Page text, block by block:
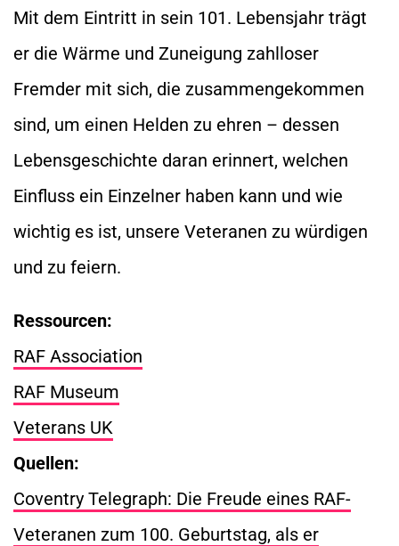
Mit dem Eintritt in sein 101. Lebensjahr trägt
er die Wärme und Zuneigung zahlloser
Fremder mit sich, die zusammengekommen
sind, um einen Helden zu ehren – dessen
Lebensgeschichte daran erinnert, welchen
Einfluss ein Einzelner haben kann und wie
wichtig es ist, unsere Veteranen zu würdigen
und zu feiern.
Ressourcen:
RAF Association
RAF Museum
Veterans UK
Quellen:
Coventry Telegraph: Die Freude eines RAF-
Veteranen zum 100. Geburtstag, als er